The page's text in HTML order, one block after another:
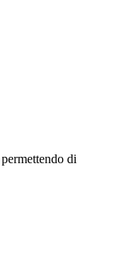
di